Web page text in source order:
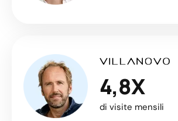
4,8X
di visite mensili